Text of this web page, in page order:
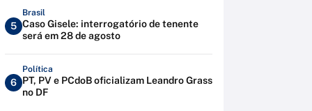
5
Brasil
Caso Gisele: interrogatório de tenente
será em 28 de agosto
6
Política
PT, PV e PCdoB oficializam Leandro Grass
no DF